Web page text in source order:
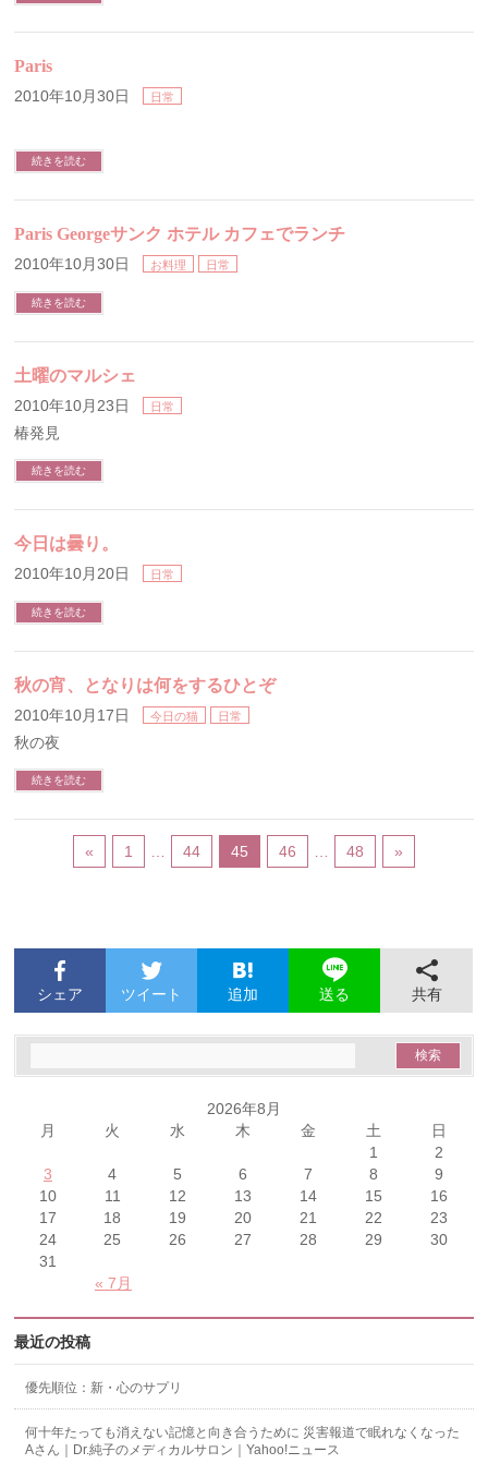
Paris
2010年10月30日 日常
続きを読む
Paris Georgeサンク ホテル カフェでランチ
2010年10月30日 お料理 日常
続きを読む
土曜のマルシェ
2010年10月23日 日常
椿発見
続きを読む
今日は曇り。
2010年10月20日 日常
続きを読む
秋の宵、となりは何をするひとぞ
2010年10月17日 今日の猫 日常
秋の夜
続きを読む
« 1 44 45 46 48 »
シェア ツイート 追加 送る 共有
2026年8月
月
火 水 木 金 土 日
« 7月
1
2
3
4 5 6 7 8
9
10
11 12 13 14 15
16
17
18 19 20 21 22
23
24
25 26 27 28 29
30
31
最近の投稿
優先順位：新・心のサプリ
何十年たっても消えない記憶と向き合うために 災害報道で眠れなくなった
Aさん｜Dr.純子のメディカルサロン｜Yahoo!ニュース